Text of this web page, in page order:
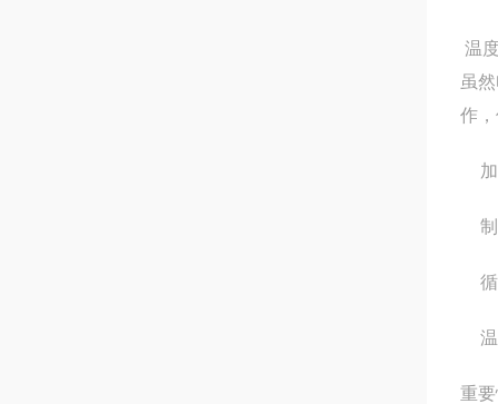
温
虽
作
重